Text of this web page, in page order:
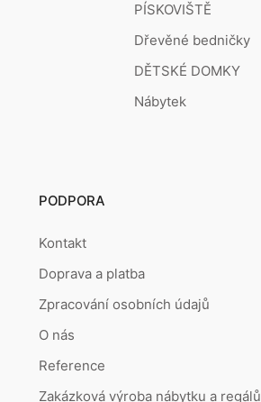
PÍSKOVIŠTĚ
Dřevěné bedničky
DĚTSKÉ DOMKY
Nábytek
PODPORA
Kontakt
Doprava a platba
Zpracování osobních údajů
O nás
Reference
Zakázková výroba nábytku a regálů